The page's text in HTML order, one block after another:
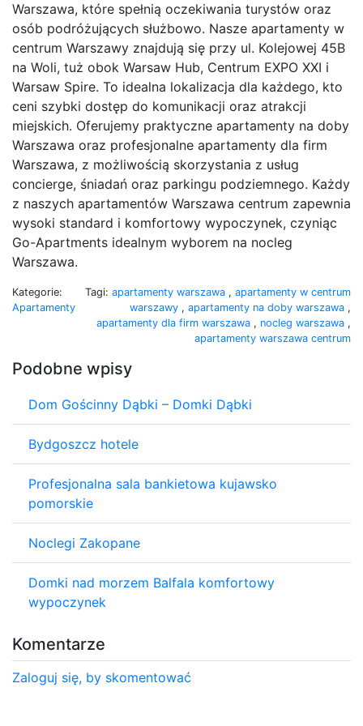
Warszawa, które spełnią oczekiwania turystów oraz
osób podróżujących służbowo. Nasze apartamenty w
centrum Warszawy znajdują się przy ul. Kolejowej 45B
na Woli, tuż obok Warsaw Hub, Centrum EXPO XXI i
Warsaw Spire. To idealna lokalizacja dla każdego, kto
ceni szybki dostęp do komunikacji oraz atrakcji
miejskich. Oferujemy praktyczne apartamenty na doby
Warszawa oraz profesjonalne apartamenty dla firm
Warszawa, z możliwością skorzystania z usług
concierge, śniadań oraz parkingu podziemnego. Każdy
z naszych apartamentów Warszawa centrum zapewnia
wysoki standard i komfortowy wypoczynek, czyniąc
Go-Apartments idealnym wyborem na nocleg
Warszawa.
Kategorie:
Apartamenty
Tagi: apartamenty warszawa , apartamenty w centrum
warszawy , apartamenty na doby warszawa ,
apartamenty dla firm warszawa , nocleg warszawa ,
apartamenty warszawa centrum
Podobne wpisy
Dom Gościnny Dąbki – Domki Dąbki
Bydgoszcz hotele
Profesjonalna sala bankietowa kujawsko
pomorskie
Noclegi Zakopane
Domki nad morzem Balfala komfortowy
wypoczynek
Komentarze
Zaloguj się, by skomentować